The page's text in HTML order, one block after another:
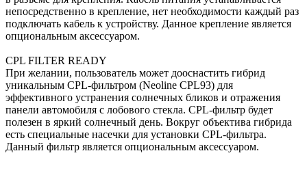
непосредственно в крепление, нет необходимости каждый раз
подключать кабель к устройству. Данное крепление является
опциональным аксессуаром.
CPL FILTER READY
При желании, пользователь может дооснастить гибрид
уникальным CPL-фильтром (Neoline CPL93) для
эффективного устранения солнечных бликов и отражения
панели автомобиля с лобового стекла. CPL-фильтр будет
полезен в яркий солнечный день. Вокруг объектива гибрида
есть специальные насечки для установки CPL-фильтра.
Данный фильтр является опциональным аксессуаром.